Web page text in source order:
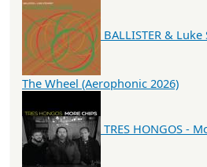
BALLISTER & Luke
The Wheel (Aerophonic 2026)
TRES HONGOS -